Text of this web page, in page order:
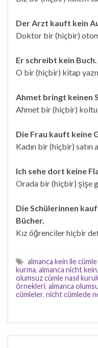
Der Arzt kauft kein
Doktor bir (hiçbir)
Er schreibt kein Buch.
O bir (hiçbir) kitap
Ahmet bringt keinen
Ahmet bir (hiçbir)
Die Frau kauft keine
Kadın bir (hiçbir) satın
Ich sehe dort keine
Orada bir (hiçbir) şişe
Die Schülerinnen
Bücher.
Kız öğrenciler hiçbir
almanca kein ile
kurma, almanca nicht kein,
olumsuz cümle nasıl
örnekleri, almanca
cümleler, nicht cümlede